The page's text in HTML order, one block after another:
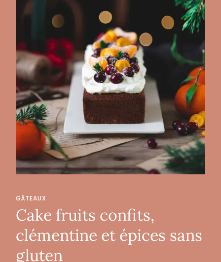
GÂTEAUX
Cake fruits confits,
clémentine et épices sans
gluten